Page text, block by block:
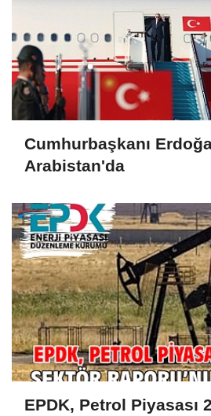
Cumhurbaşkanı
Arabistan'da
EPDK, Petrol Piyasası